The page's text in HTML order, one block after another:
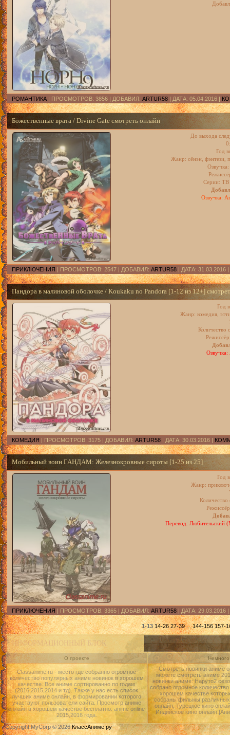
РОМАНТИКА | ПРОСМОТРОВ: 3856 | ДОБАВИЛ: ARTUR58 | ДАТА: 05.04.2016 |
Божественные врата / Divine Gate смотреть онлайн
До выхода
Год
Жанр: сёнэн, фэнтези,
Озвучка:
Серии: ТВ
Озвучка:
ПРИКЛЮЧЕНИЯ | ПРОСМОТРОВ: 2547 | ДОБАВИЛ: ARTUR58 | ДАТА: 31.03.2016 |
Пандора в малиновой оболочке / Koukaku no Pandora [1-12 из 12+]
Год
Жанр: комедия,
Количество
КОМЕДИЯ | ПРОСМОТРОВ: 3175 | ДОБАВИЛ: ARTUR58 | ДАТА: 30.03.2016 |
Мобильный воин ГАНДАМ: Железнокровные сироты [1-25 из 25]
Год
Жанр:
Перевод: Любительский
ПРИКЛЮЧЕНИЯ | ПРОСМОТРОВ: 3365 | ДОБАВИЛ: ARTUR58 | ДАТА: 29.03.2016 |
1-13 14-26 27-39 ... 144-156 157-
ИНФОРМАЦИОННЫЙ БЛОК
О проекте
Classanime.ru - место где собранно огромное
количество популярных аниме новинок в хорошем
качестве. Все аниме сортированно по годам
(2016,2015,2014 и тд). Также у нас есть список
лучших аниме онлайн, в формировании которого
участвуют пользователи сайта. Просмотр аниме
онлайн в хорошем качестве бесплатно. anime online
2015,2016 года.
Смотреть новинки аниме
можете смотреть аниме
новинки аниме: Наруто2
собрано огромное
хорошем качестве
собраны фильмы различных
онлайн, Турецкое кино
Индийское кино
Copyright MyCorp © 2026КлассАниме.ру